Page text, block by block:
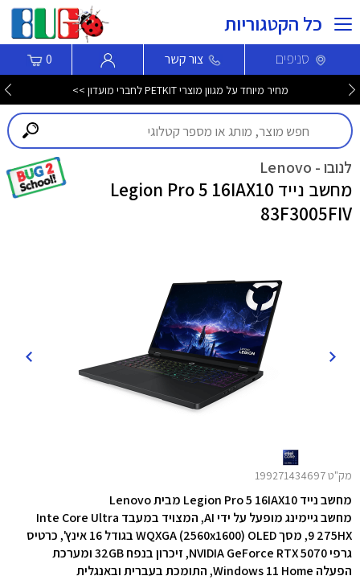
כל הקטגוריות
סניפים צור קשר 0
מחיר מיוחד על מגוון מוצרי PETKIT לחברי מועדון >>
לנובו - Lenovo
מחשב נייד Legion Pro 5 16IAX10
83F3005FIV
מק"ט 199271434697
מחשב נייד Legion Pro 5 16IAX10 מבית Lenovo
מחשב גיימינג מופעל על ידי AI, המצויד במעבד Inte Core Ultra
9
275HX, מסך WQXGA (2560x1600) OLED בגודל 16 אינץ', כרטיס
גרפי NVIDIA GeForce RTX 5070, זיכרון בנפח 32GB ומערכת
הפעלה Windows 11 Home, התומכת בעברית ובאנגלית